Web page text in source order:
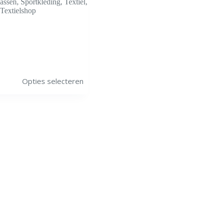
, Sportkleding,Textiel,
Textielshop
Opties selecteren